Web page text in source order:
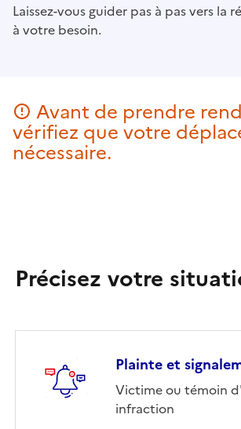
Laissez-vous guider pas à pas vers la
à votre besoin.
Avant de prendre
vérifiez que votre
nécessaire.
Précisez votre
Plainte et
Victime ou témoin
infraction